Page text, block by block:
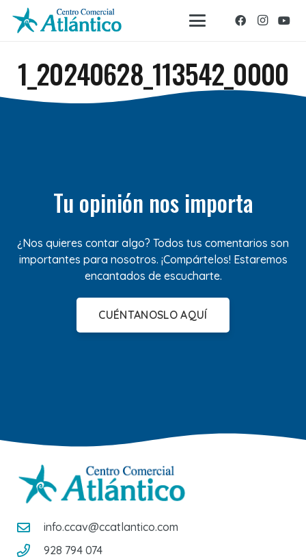
1_20240628_113542_0000
Tu opinión nos importa
¿Nos quieres contar algo? Todos tus comentarios son
importantes para nosotros. ¡Compártelos! Estaremos
encantados de escucharte.
CUÉNTANOSLO AQUÍ
info.ccav@ccatlantico.com
928 794 074